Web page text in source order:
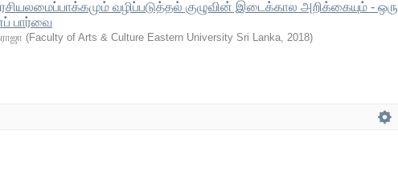
வழிப்படுத்தல் குழுவின் இடைக்கால அறிக்கையும் - ஒரு
பார்வை
(Faculty of Arts & Culture Eastern University Sri Lanka, 2018)